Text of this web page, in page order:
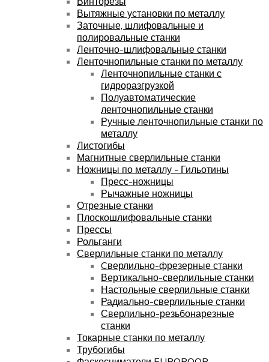
Вытяжные установки по металлу
Заточные, шлифовальные и
полировальные станки
Ленточно-шлифовальные станки
Ленточнопильные станки по металлу
Ленточнопильные станки с
гидроразгрузкой
Полуавтоматические
ленточнопильные станки
Ручные ленточнопильные станки по
металлу
Листогибы
Магнитные сверлильные станки
Ножницы по металлу - Гильотины
Пресс-ножницы
Рычажные ножницы
Отрезные станки
Плоскошлифовальные станки
Прессы
Рольганги
Сверлильные станки по металлу
Cверлильно-фрезерные станки
Вертикально-сверлильные станки
Настольные сверлильные станки
Радиально-сверлильные станки
Сверлильно-резьбонарезные
станки
Токарные станки по металлу
Трубогибы